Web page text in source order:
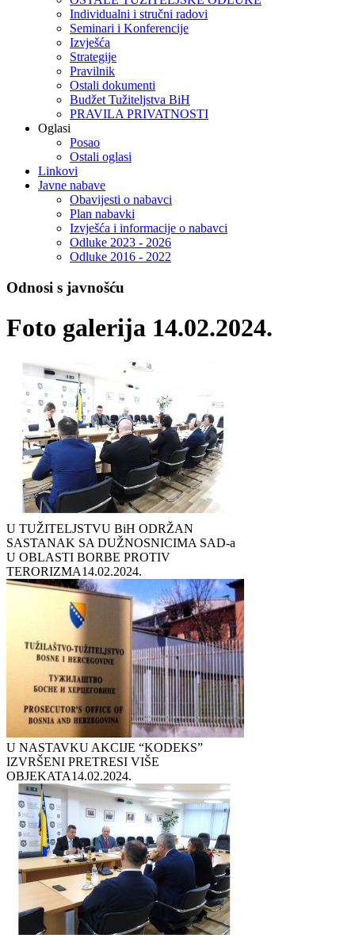
Individualni i stručni radovi
Seminari i Konferencije
Izvješća
Strategije
Pravilnik
Ostali dokumenti
Budžet Tužiteljstva BiH
PRAVILA PRIVATNOSTI
Oglasi
Posao
Ostali oglasi
Linkovi
Javne nabave
Obavijesti o nabavci
Plan nabavki
Izvješća i informacije o nabavci
Odluke 2023 - 2026
Odluke 2016 - 2022
Odnosi s javnošću
Foto galerija 14.02.2024.
U TUŽITELJSTVU BiH ODRŽAN
SASTANAK SA DUŽNOSNICIMA SAD-a
U OBLASTI BORBE PROTIV
TERORIZMA14.02.2024.
U NASTAVKU AKCIJE “KODEKS”
IZVRŠENI PRETRESI VIŠE
OBJEKATA14.02.2024.